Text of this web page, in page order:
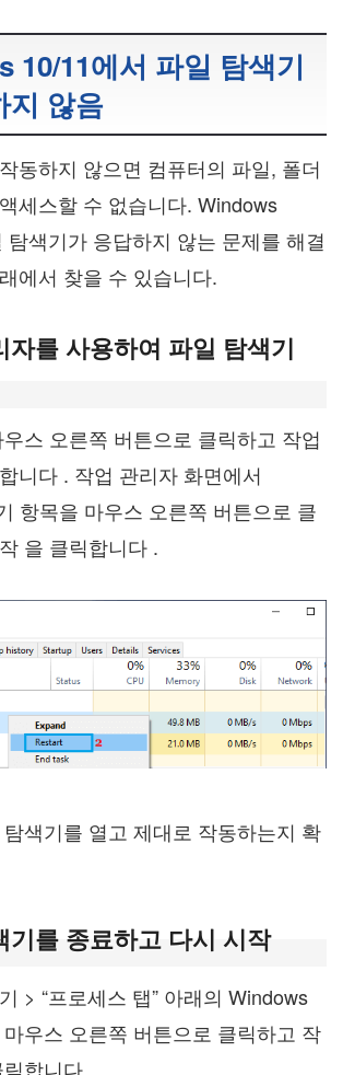
10/11에서 파일 탐색기
지 않음
동하지 않으면 컴퓨터의 파일, 폴더
세스할 수 없습니다. Windows
탐색기가 응답하지 않는 문제를 해결
에서 찾을 수 있습니다.
자를 사용하여 파일 탐색기
스 오른쪽 버튼으로 클릭하고 작업
니다 . 작업 관리자 화면에서
항목을 마우스 오른쪽 버튼으로 클
을 클릭합니다 .
색기를 열고 제대로 작동하는지 확
기를 종료하고 다시 시작
> “프로세스 탭” 아래의 Windows
우스 오른쪽 버튼으로 클릭하고 작
합니다 .